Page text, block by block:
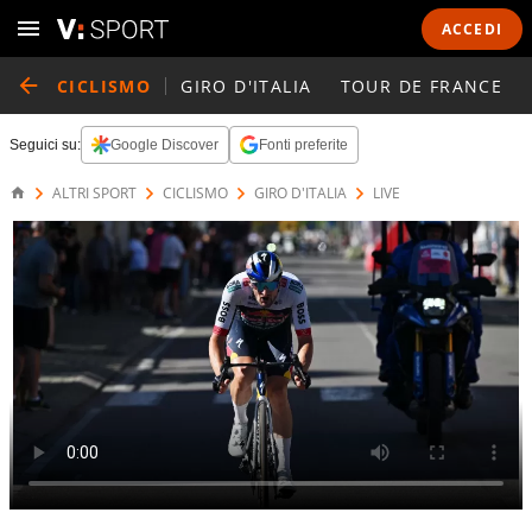
ACCEDI
CICLISMO GIRO D'ITALIA TOUR DE FRANCE
Seguici su: Google Discover Fonti preferite
ALTRI SPORT CICLISMO GIRO D'ITALIA LIVE